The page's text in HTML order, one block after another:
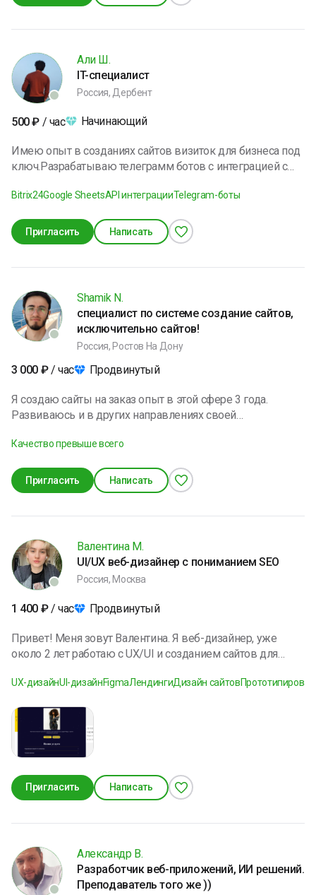
Али Ш.
IT-специалист
Россия, Дербент
500₽ / час Начинающий
Имею опыт в созданиях сайтов визиток для бизнеса под
ключ.Разрабатываю телеграмм ботов с интеграцией с
ведения сделок. Разработка гугл таблиц для аналитики
Bitrix24Google SheetsAPI интеграцииTelegram-боты
Пригласить Написать
Shamik N.
специалист по системе создание сайтов,
исключительно сайтов!
Россия, Ростов На Дону
3 000 ₽/ час Продвинутый
Я создаю сайты на заказ опыт в этой сфере 3 года.
Развиваюсь и в других направлениях своей
создания сайтов и приложений так скажем комплект
Качество превыше всего
Пригласить Написать
Валентина М.
UI/UX веб-дизайнер с пониманием SEO
Россия, Москва
1 400 ₽/ час Продвинутый
Привет! Меня зовут Валентина. Я веб-дизайнер, уже
около 2 лет работаю с UX/UI и созданием сайтов для
и удобство пользователя — чтобы сайт был понятным,
красиво. Работу выстраиваю от смысла и
пользовательского пути к визуалу. Мой подход
подтверждён сертификатом платформы Baziym. Работаю
внимательно к деталям и спокойно довожу проекты до
результата. Открыта к новым задачам и адекватному
сотрудничеству.
UX-дизайнUI-дизайнFigmaЛендингиДизайн сайтов
Пригласить Написать
Александр В.
Разработчик веб-приложений, ИИ решений.
Преподаватель того же ))